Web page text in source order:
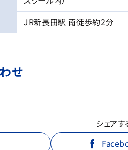
JR新長田駅 南徒歩約2分
せ
シェアす